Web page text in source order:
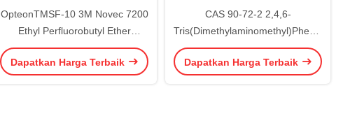
OpteonTMSF-10 3M Novec 7200
Ethyl Perfluorobutyl Ether
Alternatif HFE-7200 CAS
163702-06-5
Dapatkan Harga Terbaik
CAS 90-72-2 2,4,6-
Tris(Dimethylaminomethyl)Phenol
DMP-30 Curing Agent
Dapatkan Harga Terbaik